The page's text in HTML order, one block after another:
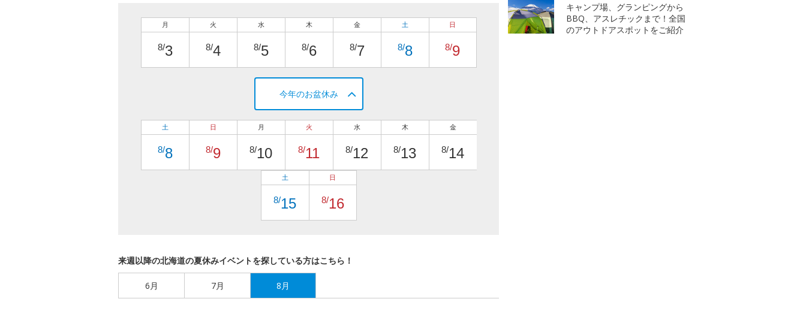
月
8/3
火
8/4
水
8/5
木
8/6
金
8/7
土
8/8
日
8/9
今年のお盆休み
土
8/8
日
8/9
月
8/10
火
8/11
水
8/12
木
8/13
金
8/14
土
8/15
日
8/16
来週以降の北海道の夏休みイベントを探している方はこちら！
6月 7月 8月
キャンプ場、グランピングから
BBQ、アスレチックまで！全国
のアウトドアスポットをご紹介